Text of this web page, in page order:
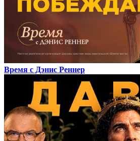
Время с Дэнис Реннер